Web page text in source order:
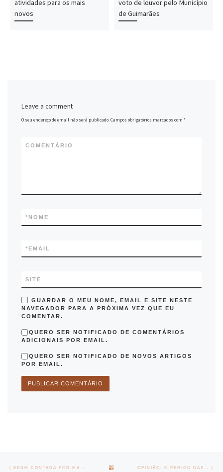
atividades para os mais
novos
voto de louvor pelo Município
de Guimarães
Leave a comment
O seu endereço de email não será publicado.Campos obrigatórios marcados com*
COMENTÁRIO
NOME
*
EMAIL
*
SITE
GUARDAR O MEU NOME, EMAIL E SITE NESTE
NAVEGADOR PARA A PRÓXIMA VEZ QUE EU
COMENTAR.
QUERO SER NOTIFICADO DE COMENTÁRIOS
ADICIONAIS POR EMAIL.
QUERO SER NOTIFICADO DE NOVOS ARTIGOS
POR EMAIL.
Post navigation EEUM CONTADA POR MARIA GLÓRIA MARTINS BACK TO POST LIST OPINIÃO: O PERIGO DAS MÉTRICAS